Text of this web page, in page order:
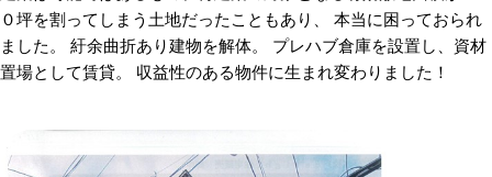
０坪を割ってしまう土地だったこともあり、 本当に困っておられ
ました。 紆余曲折あり建物を解体。 プレハブ倉庫を設置し、資材
置場として賃貸。 収益性のある物件に生まれ変わりました！